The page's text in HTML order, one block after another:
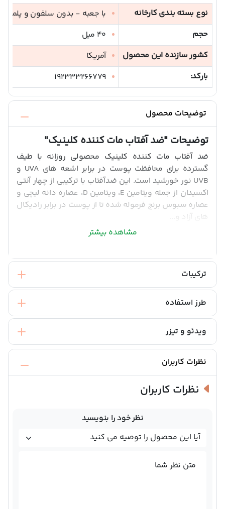
نوع بسته بندی کارخانه
با جعبه - بدون سلفون و پلمپ
حجم
40 میل
کشور سازنده این محصول
آمریکا
بارکد:
192333266779
توضیحات محصول
توضیحات"ضد آفتاب مات کننده کلینیک"
ضد آفتاب مات کننده کلینیک محصولی روزانه با طیف
گسترده برای محافظت پوست در برابر اشعه های UVA و
UVB نور خورشید است. این ضدآفتاب با ترکیبی از چهار آنتی
اکسیدان از جمله ویتامین E، ویتامین D، عصاره دانه لیچی و
عصاره سبوس برنج فرموله شده تا از پوست در برابر رادیکال
های آزاد و...
مشاهده بیشتر
ترکیبات
طرز استفاده
ویدئو و تیزر
نظرات کاربران
نظرات کاربران
نظر خود را بنویسید
متن نظر شما